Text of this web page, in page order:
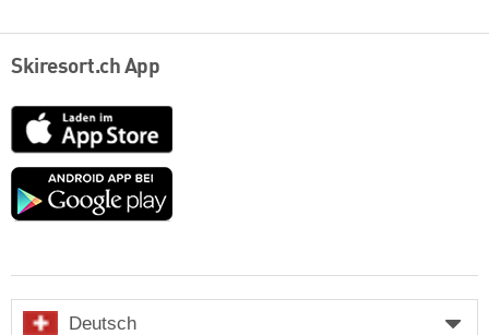
Skiresort.ch App
App
Store
Google
Deutsch